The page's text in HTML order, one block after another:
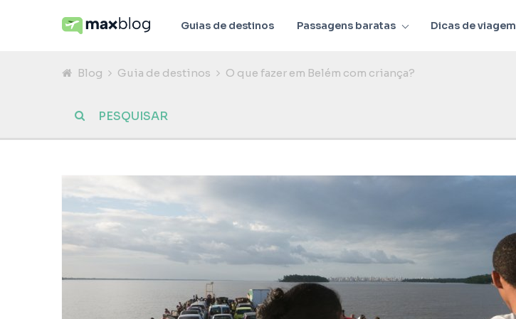
Guias de destinos Passagens baratas Dicas de viagem
Blog Guia de destinos O que fazer em Belém com criança?